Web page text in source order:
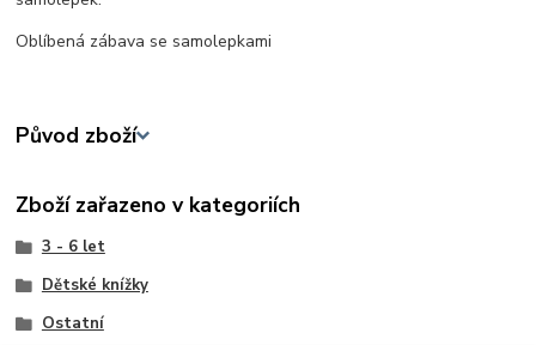
Oblíbená zábava se samolepkami
Původ zboží
Zboží zařazeno v kategoriích
3 - 6 let
Dětské knížky
Ostatní